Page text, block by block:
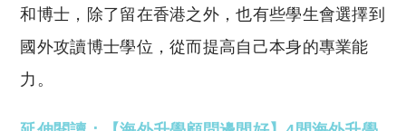
和博士，除了留在香港之外，也有些學生會選擇到
國外攻讀博士學位，從而提高自己本身的專業能
力。